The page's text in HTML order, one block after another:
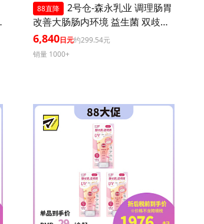
88直降
2号仓-森永乳业 调理肠胃
改善大肠肠内环境 益生菌 双歧杆
菌胶囊 30粒 3个装
6,840日元约299.54元
销量 1000+